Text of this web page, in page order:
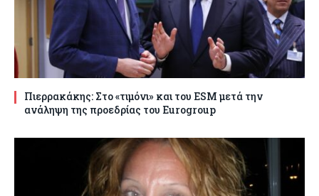
Πιερρακάκης: Στο «τιμόνι» και του ESM μετά την
ανάληψη της προεδρίας του Eurogroup